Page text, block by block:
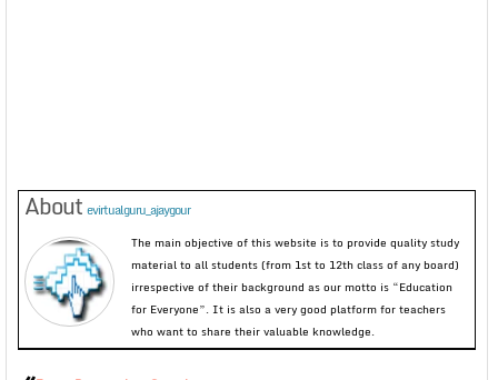
About evirtualguru_ajaygour
The main objective of this website is to provide quality study
material to all students (from 1st to 12th class of any board)
irrespective of their background as our motto is “Education
for Everyone”. It is also a very good platform for teachers
who want to share their valuable knowledge.